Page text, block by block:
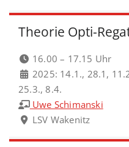
Theorie Opti-
16.00 – 17.15 Uhr
2025: 14.1., 28.1,
25.3., 8.4.
Uwe Schimanski
LSV Wakenitz